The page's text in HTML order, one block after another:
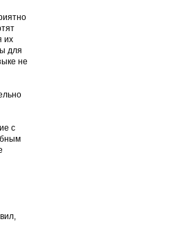
их
для
не
с